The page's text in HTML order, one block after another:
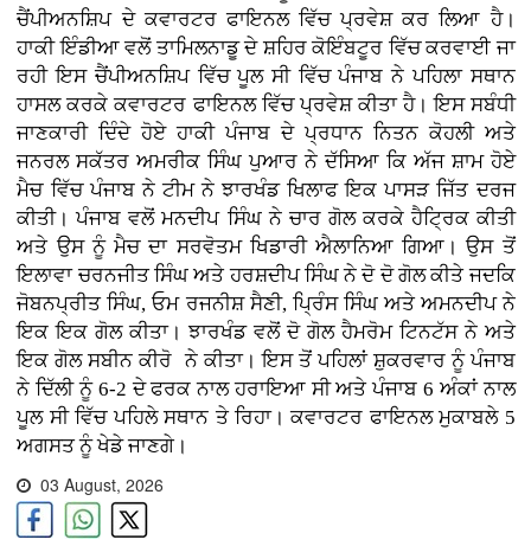
ਚੈਂਪੀਅਨਸ਼ਿਪ ਦੇ ਕਵਾਰਟਰ ਫਾਇਨਲ ਵਿੱਚ ਪ੍ਰਵੇਸ਼ ਕਰ ਲਿਆ ਹੈ।
ਹਾਕੀ ਇੰਡੀਆ ਵਲੋਂ ਤਾਮਿਲਨਾਡੂ ਦੇ ਸ਼ਹਿਰ ਕੋਇੰਬਟੂਰ ਵਿੱਚ ਕਰਵਾਈ ਜਾ
ਰਹੀ ਇਸ ਚੈਂਪੀਅਨਸ਼ਿਪ ਵਿੱਚ ਪੂਲ ਸੀ ਵਿੱਚ ਪੰਜਾਬ ਨੇ ਪਹਿਲਾ ਸਥਾਨ
ਹਾਸਲ ਕਰਕੇ ਕਵਾਰਟਰ ਫਾਇਨਲ ਵਿੱਚ ਪ੍ਰਵੇਸ਼ ਕੀਤਾ ਹੈ। ਇਸ ਸਬੰਧੀ
ਜਾਣਕਾਰੀ ਦਿੰਦੇ ਹੋਏ ਹਾਕੀ ਪੰਜਾਬ ਦੇ ਪ੍ਰਧਾਨ ਨਿਤਨ ਕੋਹਲੀ ਅਤੇ
ਜਨਰਲ ਸਕੱਤਰ ਅਮਰੀਕ ਸਿੰਘ ਪੁਆਰ ਨੇ ਦੱਸਿਆ ਕਿ ਅੱਜ ਸ਼ਾਮ ਹੋਏ
ਮੈਚ ਵਿੱਚ ਪੰਜਾਬ ਨੇ ਟੀਮ ਨੇ ਝਾਰਖੰਡ ਖਿਲਾਫ ਇਕ ਪਾਸੜ ਜਿੱਤ ਦਰਜ
ਕੀਤੀ। ਪੰਜਾਬ ਵਲੋਂ ਮਨਦੀਪ ਸਿੰਘ ਨੇ ਚਾਰ ਗੋਲ ਕਰਕੇ ਹੈਟ੍ਰਿਕ ਕੀਤੀ
ਅਤੇ ਉਸ ਨੂੰ ਮੈਚ ਦਾ ਸਰਵੋਤਮ ਖਿਡਾਰੀ ਐਲਾਨਿਆ ਗਿਆ। ਉਸ ਤੋਂ
ਇਲਾਵਾ ਚਰਨਜੀਤ ਸਿੰਘ ਅਤੇ ਹਰਸ਼ਦੀਪ ਸਿੰਘ ਨੇ ਦੋ ਦੋ ਗੋਲ ਕੀਤੇ ਜਦਕਿ
ਜੋਬਨਪ੍ਰੀਤ ਸਿੰਘ, ਓਮ ਰਜਨੀਸ਼ ਸੈਣੀ, ਪ੍ਰਿੰਸ ਸਿੰਘ ਅਤੇ ਅਮਨਦੀਪ ਨੇ
ਇਕ ਇਕ ਗੋਲ ਕੀਤਾ। ਝਾਰਖੰਡ ਵਲੋਂ ਦੋ ਗੋਲ ਹੈਮਰੋਮ ਟਿਨਟੱਸ ਨੇ ਅਤੇ
ਇਕ ਗੋਲ ਸਬੀਨ ਕੀਰੋ ਨੇ ਕੀਤਾ। ਇਸ ਤੋਂ ਪਹਿਲਾਂ ਸ਼ੁਕਰਵਾਰ ਨੂੰ ਪੰਜਾਬ
ਨੇ ਦਿੱਲੀ ਨੂੰ 6-2 ਦੇ ਫਰਕ ਨਾਲ ਹਰਾਇਆ ਸੀ ਅਤੇ ਪੰਜਾਬ 6 ਅੰਕਾਂ ਨਾਲ
ਪੂਲ ਸੀ ਵਿੱਚ ਪਹਿਲੇ ਸਥਾਨ ਤੇ ਰਿਹਾ। ਕਵਾਰਟਰ ਫਾਇਨਲ ਮੁਕਾਬਲੇ 5
ਅਗਸਤ ਨੂੰ ਖੇਡੇ ਜਾਣਗੇ।
03 August, 2026